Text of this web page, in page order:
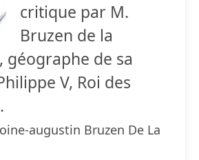
critique par M.
Bruzen de la
géographe de sa
V, Roi des
augustin Bruzen De La